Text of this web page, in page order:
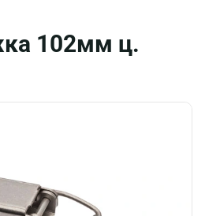
102мм ц.